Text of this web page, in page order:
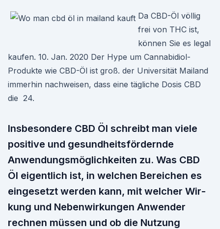
Da CBD-Öl völlig
frei von THC ist,
können Sie es legal
kaufen. 10. Jan. 2020 Der Hype um Cannabidiol-
Produkte wie CBD-Öl ist groß. der Universität Mailand
immerhin nachweisen, dass eine tägliche Dosis CBD
die 24.
Insbesondere CBD Öl schreibt man viele
positive und gesundheits­fördernde
Anwendungsmöglichkeiten zu. Was CBD
Öl eigentlich ist, in welchen Bereichen es
eingesetzt werden kann, mit welcher Wir­
kung und Nebenwir­kun­gen Anwender
rechnen müssen und ob die Nutzung